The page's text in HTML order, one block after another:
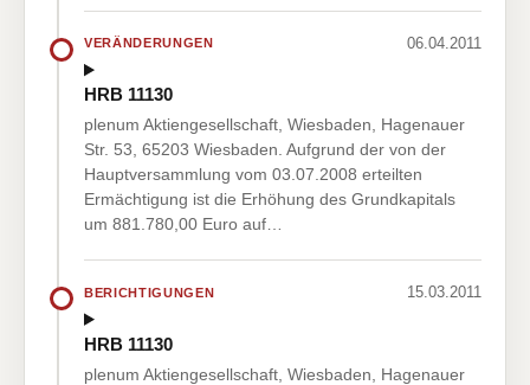
VERÄNDERUNGEN 06.04.2011
HRB 11130
plenum Aktiengesellschaft, Wiesbaden, Hagenauer
Str. 53, 65203 Wiesbaden. Aufgrund der von der
Hauptversammlung vom 03.07.2008 erteilten
Ermächtigung ist die Erhöhung des Grundkapitals
um 881.780,00 Euro auf…
BERICHTIGUNGEN 15.03.2011
HRB 11130
plenum Aktiengesellschaft, Wiesbaden, Hagenauer